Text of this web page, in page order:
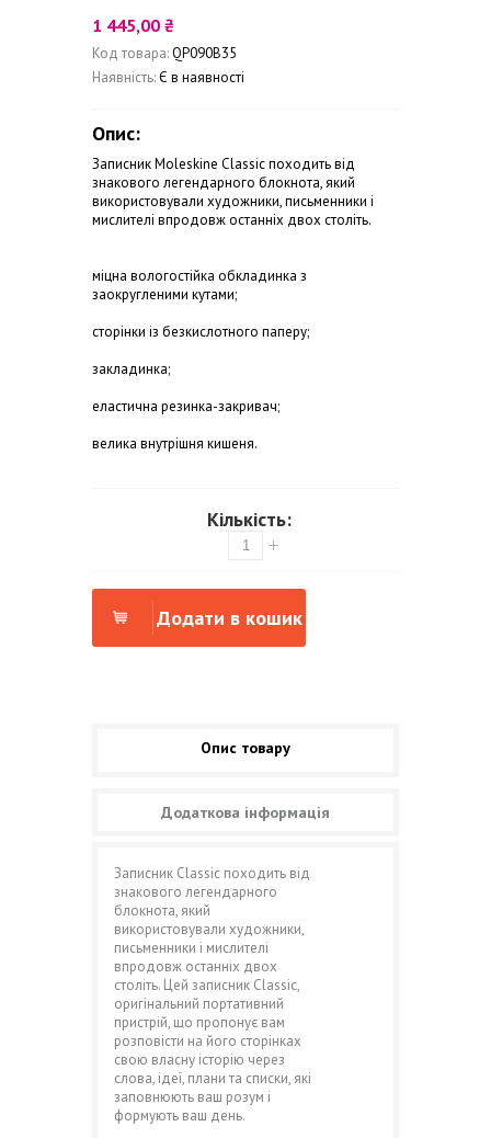
1 445,00 ₴
Код товара:QP090B35
Наявність:Є в наявності
Опис:
Записник Moleskine Classic походить від
знакового легендарного блокнота, який
використовували художники, письменники і
мислителі впродовж останніх двох століть.
міцна вологостійка обкладинка з
заокругленими кутами;
сторінки із безкислотного паперу;
закладинка;
еластична резинка-закривач;
велика внутрішня кишеня.
Кількість:
Додати в кошик
Опис товару
Додаткова інформація
Записник Classic походить від
знакового легендарного
блокнота, який
використовували художники,
письменники і мислителі
впродовж останніх двох
століть. Цей записник Classic,
оригінальний портативний
пристрій, що пропонує вам
розповісти на його сторінках
свою власну історію через
слова, ідеї, плани та списки, які
заповнюють ваш розум і
формують ваш день.